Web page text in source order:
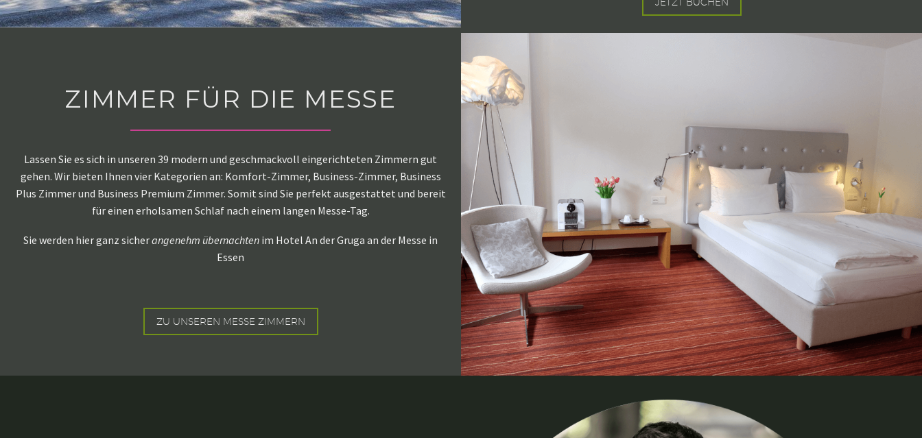
ZIMMER FÜR DIE MESSE
Lassen Sie es sich in unseren 39 modern und geschmackvoll eingerichteten Zimmern gut
gehen. Wir bieten Ihnen vier Kategorien an: Komfort-Zimmer, Business-Zimmer, Business
Plus Zimmer und Business Premium Zimmer. Somit sind Sie perfekt ausgestattet und bereit
für einen erholsamen Schlaf nach einem langen Messe-Tag.
Sie werden hier ganz sicherangenehm übernachten im Hotel An der Gruga an der Messe in
Essen
ZU UNSEREN MESSE ZIMMERN